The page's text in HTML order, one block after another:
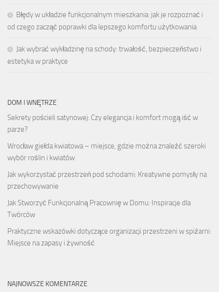
Błędy w układzie funkcjonalnym mieszkania: jak je rozpoznać i
od czego zacząć poprawki dla lepszego komfortu użytkowania
Jak wybrać wykładzinę na schody: trwałość, bezpieczeństwo i
estetyka w praktyce
DOM I WNĘTRZE
Sekrety pościeli satynowej: Czy elegancja i komfort mogą iść w
parze?
Wrocław giełda kwiatowa – miejsce, gdzie można znaleźć szeroki
wybór roślin i kwiatów
Jak wykorzystać przestrzeń pod schodami: Kreatywne pomysły na
przechowywanie
Jak Stworzyć Funkcjonalną Pracownię w Domu: Inspiracje dla
Twórców
Praktyczne wskazówki dotyczące organizacji przestrzeni w spiżarni:
Miejsce na zapasy i żywność
NAJNOWSZE KOMENTARZE